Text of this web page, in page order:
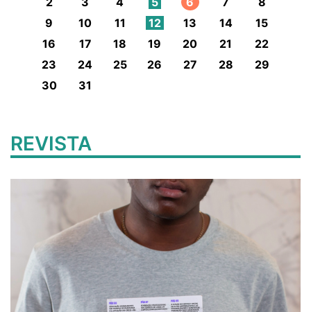
9
10 11 12 13 14
15
16
17 18 19 20 21
22
23
24 25 26 27 28
29
30
31
REVISTA